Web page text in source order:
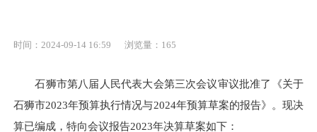
时间：2024-09-14 16:59 浏览量： 165
石狮市第八届人民代表大会第三次会议审议批准了《关于
石狮市2023年预算执行情况与2024年预算草案的报告》。现决
算已编成，特向会议报告2023年决算草案如下：